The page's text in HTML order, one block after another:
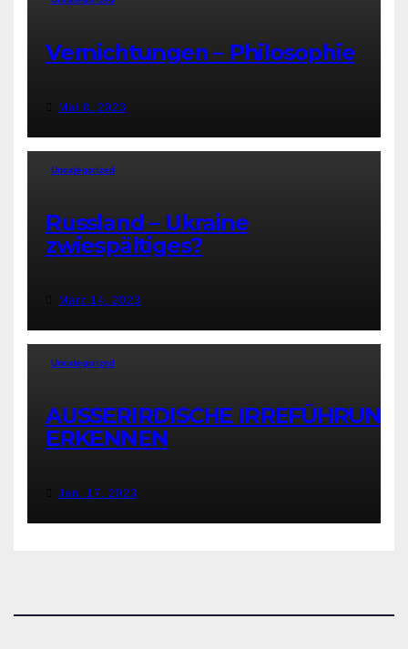
Vernichtungen – Philosophie
Mai 8, 2023
Uncategorized
Russland – Ukraine
zwiespältiges?
März 14, 2023
Uncategorized
AUSSERIRDISCHE IRREFÜHRUNG
ERKENNEN
Jan. 17, 2023